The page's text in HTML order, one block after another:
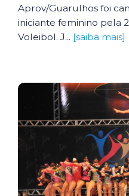
Aprov/Guarulhos foi
iniciante feminino pela
Voleibol. J... [saiba mais]